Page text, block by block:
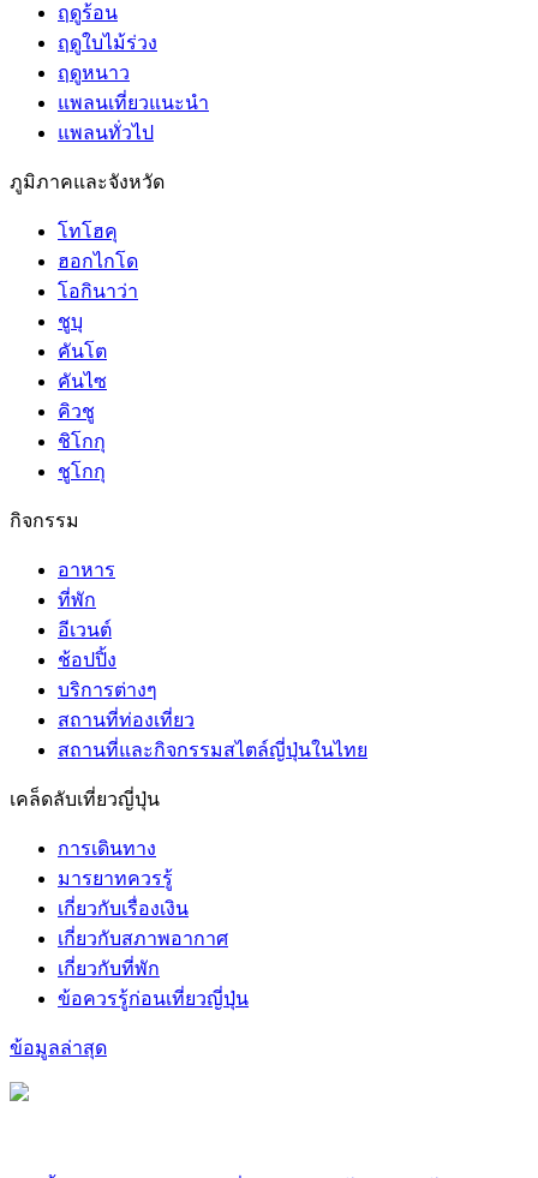
ฤดูร้อน
ฤดูใบไม้ร่วง
ฤดูหนาว
แพลนเที่ยวแนะนำ
แพลนทั่วไป
ภูมิภาคและจังหวัด
โทโฮคุ
ฮอกไกโด
โอกินาว่า
ชูบุ
คันโต
คันไซ
คิวชู
ชิโกกุ
ชูโกกุ
กิจกรรม
อาหาร
ที่พัก
อีเวนต์
ช้อปปิ้ง
บริการต่างๆ
สถานที่ท่องเที่ยว
สถานที่และกิจกรรมสไตล์ญี่ปุ่นในไทย
เคล็ดลับเที่ยวญี่ปุ่น
การเดินทาง
มารยาทควรรู้
เกี่ยวกับเรื่องเงิน
เกี่ยวกับสภาพอากาศ
เกี่ยวกับที่พัก
ข้อควรรู้ก่อนเที่ยวญี่ปุ่น
ข้อมูลล่าสุด